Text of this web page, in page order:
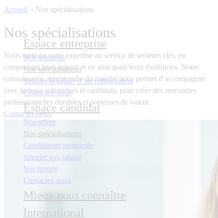
Espace entreprise
Nos solutions
Nos spécialisations
Simuler le salaire d’un collaborateur
Contactez-nous
Espace candidat
Nos offres
Nos spécialisations
Candidature spontanée
Simuler son salaire
Vos favoris
Contactez-nous
Mieux nous connaître
International
Accueil » Nos spécialisations
Nos spécialisations
Nous mettons notre expertise au service de secteurs clés, en
comprenant leurs enjeux et en anticipant leurs évolutions. Notre
connaissance approfondie du marché nous permet d’accompagner
avec justesse entreprises et candidats, pour créer des rencontres
professionnelles durables et porteuses de valeur.
Contactez-nous